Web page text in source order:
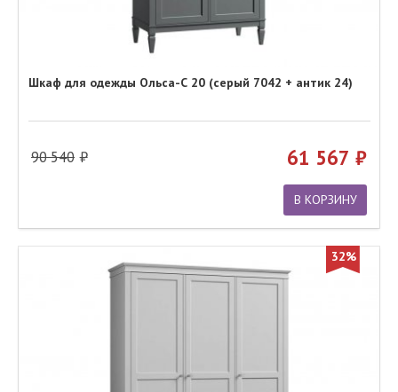
Шкаф для одежды Ольса-С 20 (серый 7042 + антик 24)
90 540 61 567
В КОРЗИНУ
32%